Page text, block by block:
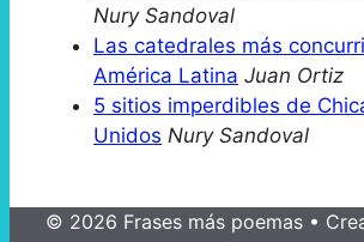
Nury Sandoval
Las catedrales más
América Latina Juan Ortiz
5 sitios imperdibles de
Unidos Nury Sandoval
© 2026 Frases más poemas •